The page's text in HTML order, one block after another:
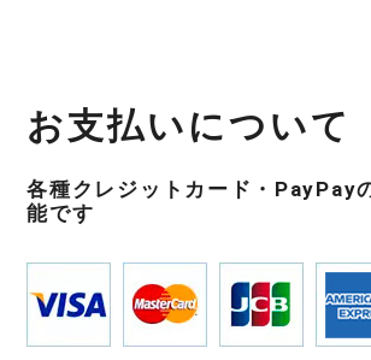
お支払い につ いて
各種クレジットカード・PayPay
能です